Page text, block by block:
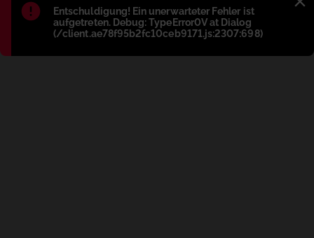
Błąd:
Entschuldigung! Ein unerwarteter Fehler ist
aufgetreten. Debug: TypeError0V at Dialog
(/client.ae78f95b2fc10ceb9171.js:2307:698)